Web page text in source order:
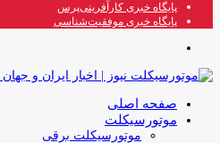
پایگاه خبری کارآفرینی‌پرس
پایگاه خبری موفقیت‌شناسی
صفحه اصلی
موتورسیکلت
موتورسیکلت برقی